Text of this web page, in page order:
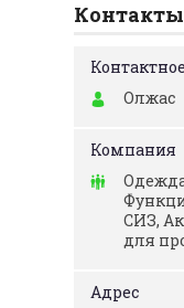
Контакты
Олжас
СИЗ,
для